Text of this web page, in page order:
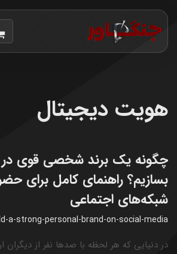
هویت دیجیتال
چگونه یک برند شخصی قوی در
بسازیم؟ راهنمای کامل برای
شبکه‌های اجتماعی
a-strong-personal-brand-on-social-media
در دنیایی که هر لحظه با صدها نفر از دیگران